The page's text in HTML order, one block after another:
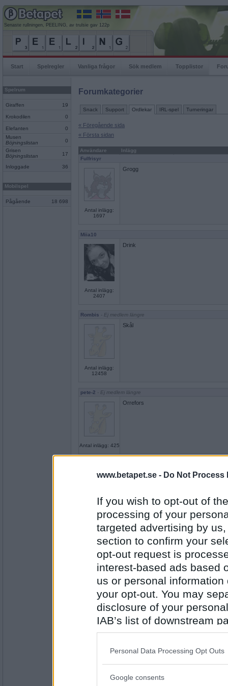
www.betapet.se - Do Not Process
If you wish to opt-out of
processing of your
targeted advertising by
section to confirm your
opt-out request is
interest-based ads based
us or personal
your opt-out. You may
disclosure of your
IAB’s list of downstream
also be disclosed by us
Downstream Participants
Please note that this
Personal Data Processing Opt Outs
Google consents
Senaste rullningen, PEELING, av trulsie gav 122p
Start Spelregler Vanliga frågor Sök medlem Topplistor
Spelrum
Giraffen 19
Krokodilen 0
Elefanten
0
Musen
Böjningslistan
0
Grisen
Böjningslistan
17
Inloggade 36
Mobilspel
Pågående 18 698
Forumkategorier
Snack Support Ordlekar IRL-spel Turneringar
« Föregående sida
« Första sidan
Användare
Inlägg
Fulfrisyr
Antal inlägg:
1697
Grogg
Miia10
Antal inlägg:
2407
Drink
Rombis - Ej medlem längre
Antal inlägg:
12458
Skål
pete-2 - Ej medlem längre
Antal inlägg: 425
Orrefors
Antal inlägg:
Glas
Fulfrisyr
Antal inlägg:
1697
Ruta
Rombis - Ej medlem längre